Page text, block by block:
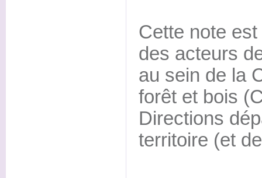
Cette note
des acteurs
au sein de la
forêt et bois
Directions
territoire (et